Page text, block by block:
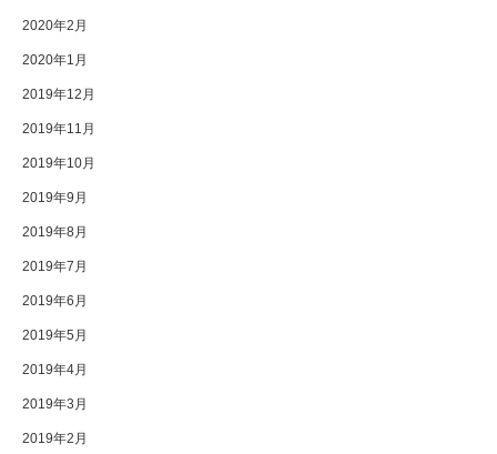
2020年2月
2020年1月
2019年12月
2019年11月
2019年10月
2019年9月
2019年8月
2019年7月
2019年6月
2019年5月
2019年4月
2019年3月
2019年2月